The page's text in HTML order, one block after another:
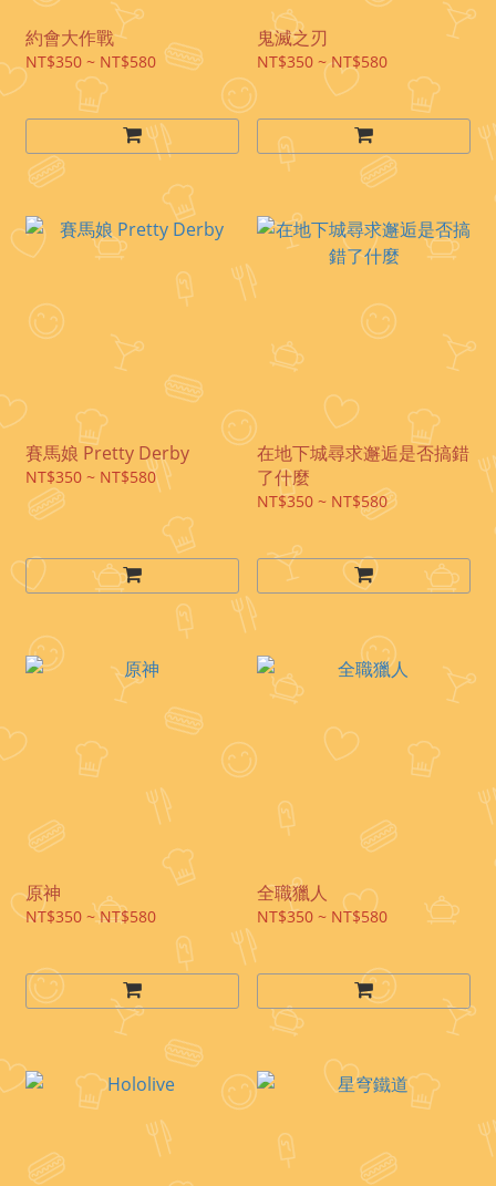
約會大作戰
NT$350 ~ NT$580
鬼滅之刃
NT$350 ~ NT$580
賽馬娘 Pretty Derby
NT$350 ~ NT$580
在地下城尋求邂逅是否搞錯
了什麼
NT$350 ~ NT$580
原神
NT$350 ~ NT$580
全職獵人
NT$350 ~ NT$580